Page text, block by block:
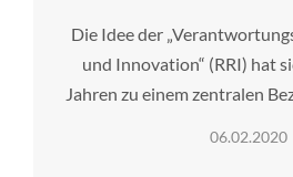
Die Idee der
und Innovation“ (RRI) hat
Jahren zu einem zentralen
06.02.2020